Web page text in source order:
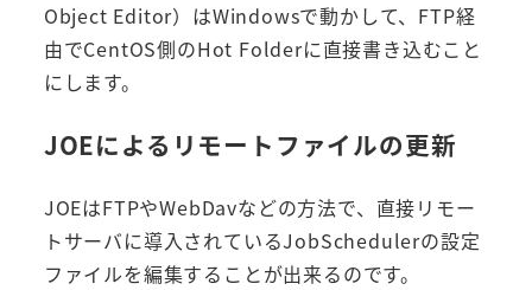
Object Editor）はWindowsで動かして、FTP経
由でCentOS側のHot Folderに直接書き込むこと
にします。
JOEによるリモートファイルの更新
JOEはFTPやWebDavなどの方法で、直接リモー
トサーバに導入されているJobSchedulerの設定
ファイルを編集することが出来るのです。